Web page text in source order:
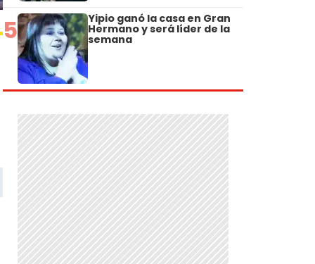
5 Yipio ganó la casa en Gran
Hermano y será líder de la
semana